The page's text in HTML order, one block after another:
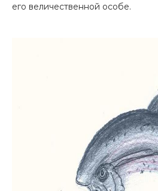
его величественной особе.